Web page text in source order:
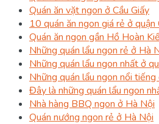
Quán ăn vặt ngon ở Cầu Giấy
10 quán ăn ngon giá rẻ ở quận
Quán ăn ngon gần Hồ Hoàn
Những quán lẩu ngon rẻ ở Hà
Những quán lẩu ngon nhất ở
Những quán lẩu ngon nổi tiếng
Đây là những quán lẩu ngon
Nhà hàng BBQ ngon ở Hà Nội
Quán nướng ngon rẻ ở Hà Nội